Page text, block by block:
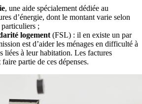
, une aide spécialement dédiée au
d’énergie, dont le montant varie selon
particuliers ;
logement (FSL) : il en existe un par
est d’aider les ménages en difficulté à
liées à leur habitation. Les factures
partie de ces dépenses.